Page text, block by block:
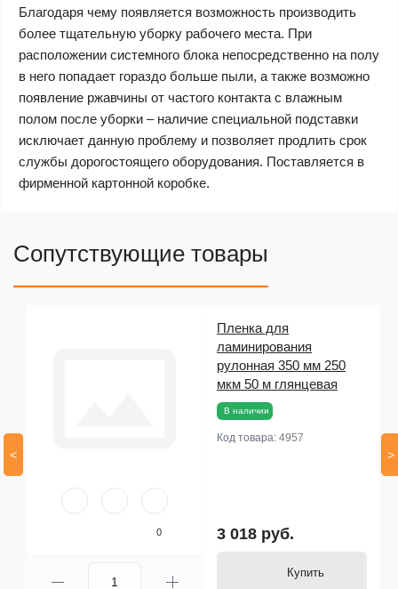
Благодаря чему появляется возможность производить
более тщательную уборку рабочего места. При
расположении системного блока непосредственно на полу
в него попадает гораздо больше пыли, а также возможно
появление ржавчины от частого контакта с влажным
полом после уборки – наличие специальной подставки
исключает данную проблему и позволяет продлить срок
службы дорогостоящего оборудования. Поставляется в
фирменной картонной коробке.
Сопутствующие товары
<
0
Пленка для
ламинирования
рулонная 350 мм 250
мкм 50 м глянцевая
В наличии
Код товара: 4957
3 018 руб.
Купить
>